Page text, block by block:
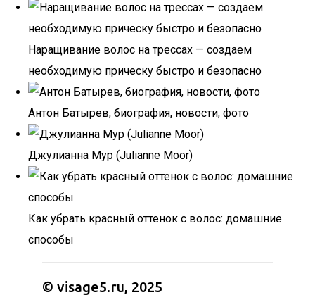
Наращивание волос на трессах — создаем
необходимую прическу быстро и безопасно
Антон Батырев, биография, новости, фото
Джулианна Мур (Julianne Moor)
Как убрать красный оттенок с волос: домашние
способы
© visage5.ru, 2025